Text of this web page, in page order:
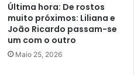
Última hora: De rostos
muito próximos: Liliana e
João Ricardo passam-se
um com o outro
Maio 25, 2026